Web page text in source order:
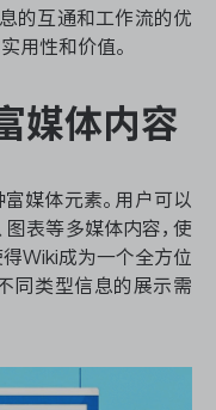
的互通和工作流的优
用性和价值。
媒体内容
媒体元素。用户可以
图表等多媒体内容，使
Wiki成为一个全方位
同类型信息的展示需